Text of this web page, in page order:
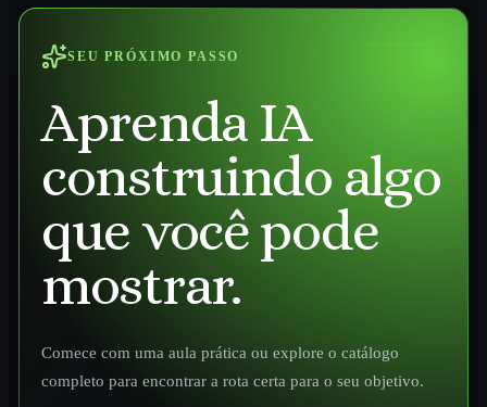
SEU PRÓXIMO PASSO
Aprenda IA
construindo algo
que você pode
mostrar.
Comece com uma aula prática ou explore o catálogo
completo para encontrar a rota certa para o seu objetivo.